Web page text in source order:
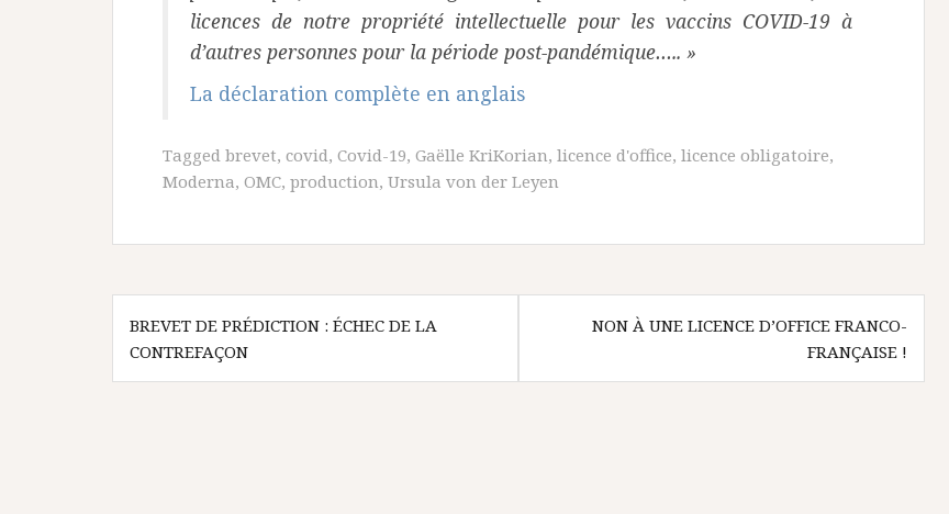
licences de notre propriété intellectuelle pour les vaccins COVID-19 à
d’autres personnes pour la période post-pandémique….. »
La déclaration complète en anglais
Tagged brevet, covid, Covid-19, Gaëlle KriKorian, licence d'office, licence obligatoire,
Moderna, OMC, production, Ursula von der Leyen
Navigation
de
l’article
BREVET DE PRÉDICTION : ÉCHEC DE LA
CONTREFAÇON
NON À UNE LICENCE D’OFFICE FRANCO-
FRANÇAISE !